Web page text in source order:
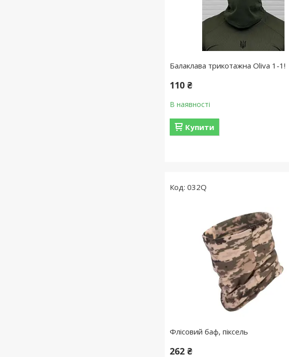
Балаклава трикотажна Oliva 1-1!
110 ₴
В наявності
Купити
032Q
Флісовий баф, піксель
262 ₴